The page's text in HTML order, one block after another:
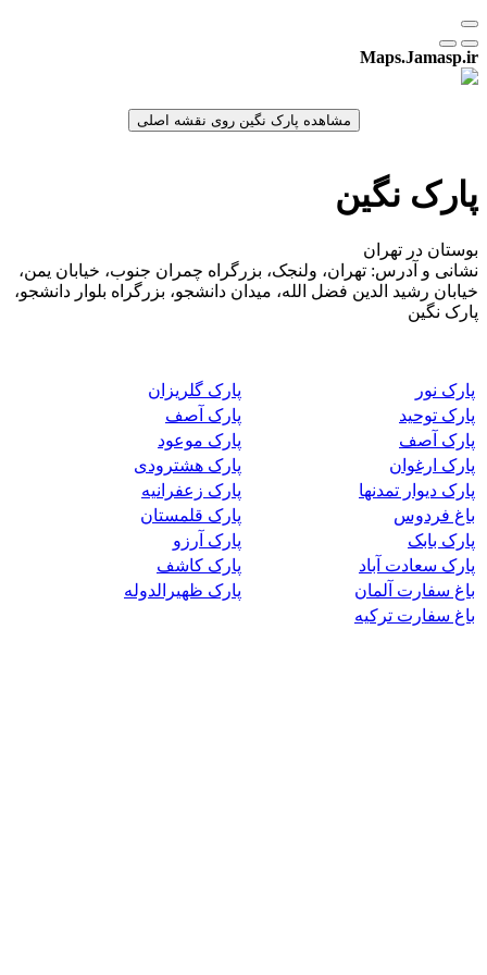
Maps.Jamasp.ir
پارک نگین
بوستان در تهران
نشانی و آدرس: تهران، ولنجک، بزرگراه چمران جنوب، خیابان یمن،
خیابان رشید الدین فضل الله، میدان دانشجو، بزرگراه بلوار دانشجو،
پارک نگین
پارک نور
پارک گلریزان
پارک توحید
پارک آصف
پارک آصف
پارک موعود
پارک ارغوان
پارک هشترودی
پارک دیوار تمدنها
پارک زعفرانیه
باغ فردوس
پارک قلمستان
پارک بابک
پارک آرزو
پارک سعادت آباد
پارک کاشف
باغ سفارت آلمان
پارک ظهیرالدوله
باغ سفارت ترکیه